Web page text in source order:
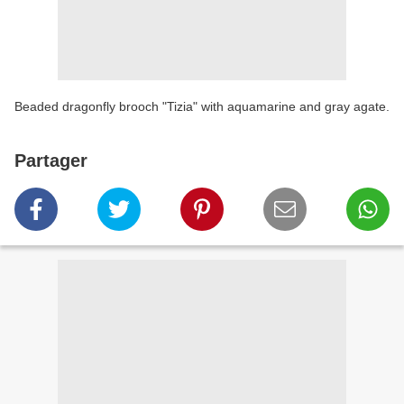
Beaded dragonfly brooch "Tizia" with aquamarine and gray agate.
Partager